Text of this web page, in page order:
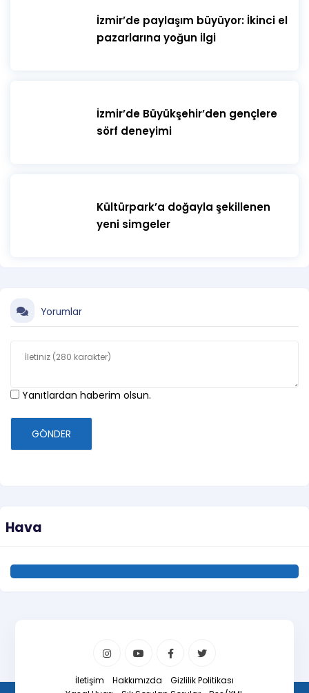
İzmir’de paylaşım büyüyor: İkinci el
pazarlarına yoğun ilgi
İzmir’de Büyükşehir’den gençlere
sörf deneyimi
Kültürpark’a doğayla şekillenen
yeni simgeler
Yorumlar
Yanıtlardan haberim olsun.
GÖNDER
Hava
İletişim Hakkımızda
Gizlilik Politikası